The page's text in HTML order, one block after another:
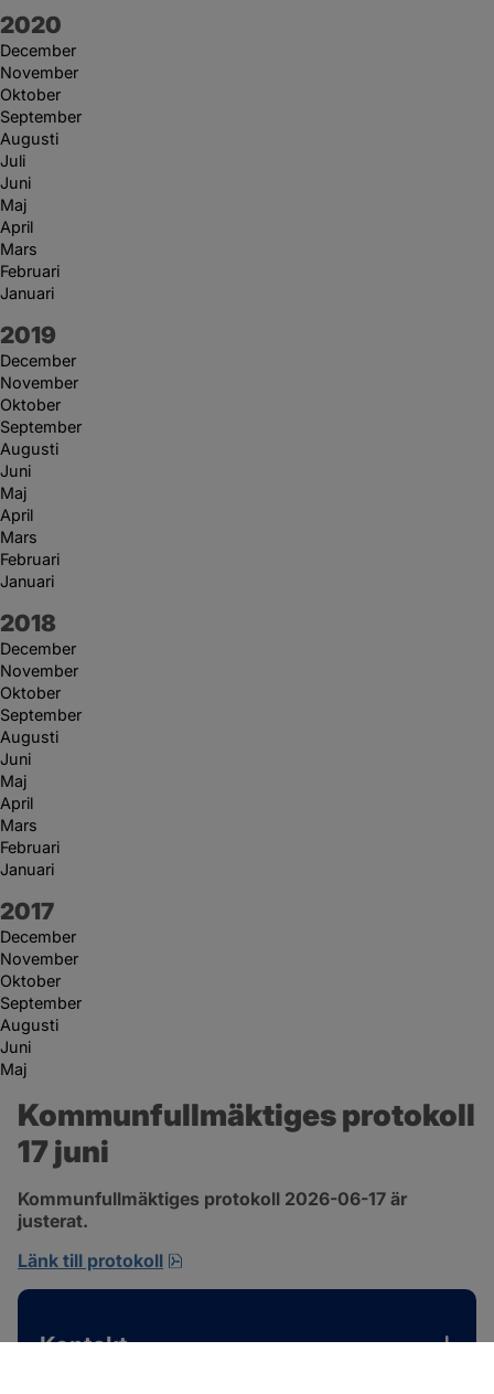
År:
2020
December
November
Oktober
September
Augusti
Juli
Juni
Maj
April
Mars
Februari
Januari
År:
2019
December
November
Oktober
September
Augusti
Juni
Maj
April
Mars
Februari
Januari
År:
2018
December
November
Oktober
September
Augusti
Juni
Maj
April
Mars
Februari
Januari
År:
2017
December
November
Oktober
September
Augusti
Juni
Maj
Kommunfullmäktiges protokoll
17 juni
Kommunfullmäktiges protokoll 2026-06-17 är
justerat.
Länk till protokoll
Kontakt